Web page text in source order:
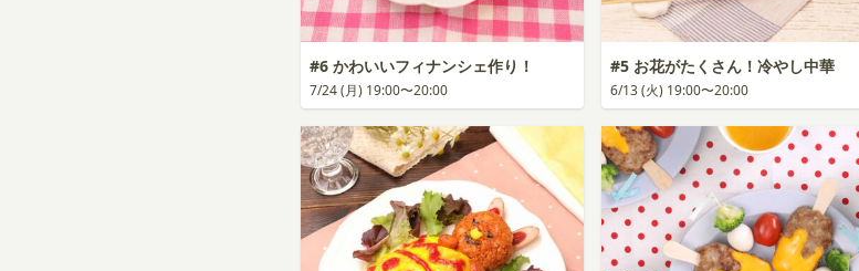
#6 かわいいフィナンシェ作り！
7/24 (月) 19:00〜20:00
#5 お花がたくさん！冷やし中華
6/13 (火) 19:00〜20:00